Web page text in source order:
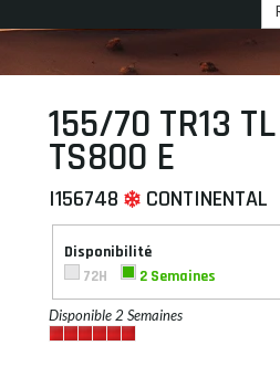
155/70 TR13
TS800 E
I156748 CONTINENTAL
Disponibilité
72H
2 Semaines
Disponible 2 Semaines